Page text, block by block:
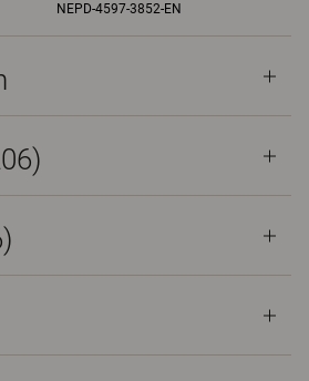
NEPD-4597-3852-EN
)